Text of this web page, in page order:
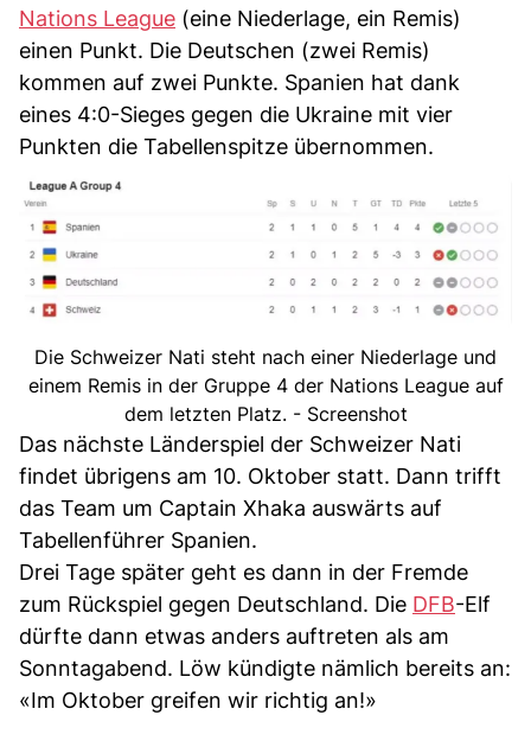
Nations League (eine Niederlage, ein Remis)
einen Punkt. Die Deutschen (zwei Remis)
kommen auf zwei Punkte. Spanien hat dank
eines 4:0-Sieges gegen die Ukraine mit vier
Punkten die Tabellenspitze übernommen.
Die Schweizer Nati steht nach einer Niederlage und
einem Remis in der Gruppe 4 der Nations League auf
dem letzten Platz. - Screenshot
Das nächste Länderspiel der Schweizer Nati
findet übrigens am 10. Oktober statt. Dann trifft
das Team um Captain Xhaka auswärts auf
Tabellenführer Spanien.
Drei Tage später geht es dann in der Fremde
zum Rückspiel gegen Deutschland. Die DFB-Elf
dürfte dann etwas anders auftreten als am
Sonntagabend. Löw kündigte nämlich bereits an:
«Im Oktober greifen wir richtig an!»